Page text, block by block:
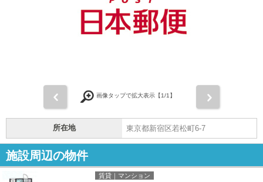
画像タップで拡大表示【1/1】
所在地 東京都新宿区若松町6-7
施設周辺の物件
賃貸｜マンション